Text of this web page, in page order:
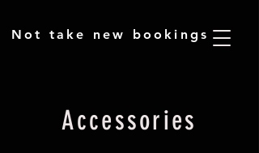
​Not take new bookings
Accessories